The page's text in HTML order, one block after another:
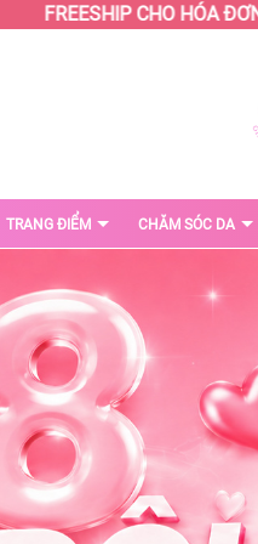
FREESHIP CHO HÓA ĐƠN
TRANG ĐIỂM CHĂM SÓC DA